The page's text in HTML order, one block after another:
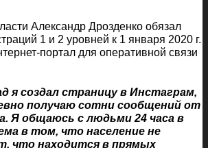
Александр Дрозденко обязал
1 и 2 уровней к 1 января 2020 г.
портал для оперативной связи
я создал страницу в Инстаграм,
получаю сотни сообщений от
Я общаюсь с людьми 24 часа в
в том, что население не
что находится в прямых